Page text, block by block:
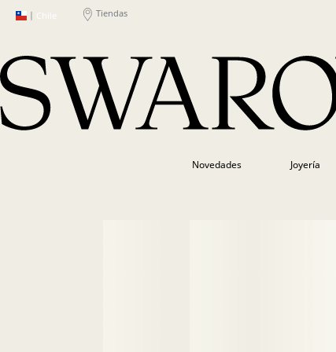
| Chile Tiendas
Novedades Joyería